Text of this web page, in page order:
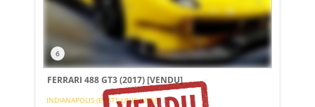
6
FERRARI 488 GT3 (2017)[VENDU]
INDIANAPOLIS (ETATS-UNIS (USA))